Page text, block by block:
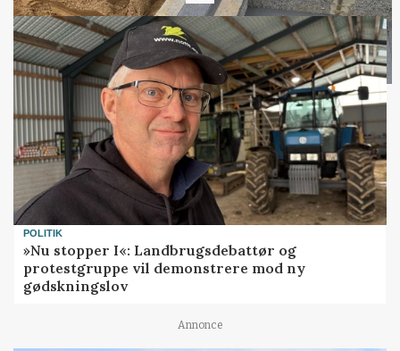
POLITIK
»Nu stopper I«: Landbrugsdebattør og
protestgruppe vil demonstrere mod ny
gødskningslov
Annonce